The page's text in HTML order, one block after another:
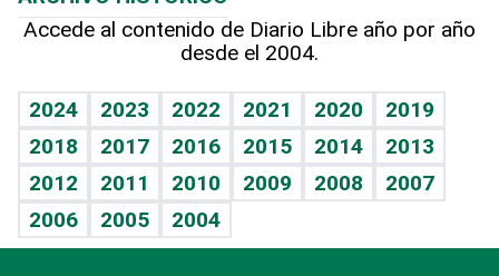
Hablando con el pediatra
Vida y familia
Eñe
Celebrando la vida
Sin complejos
TBT Deportivo
Más firmas
Hecho en casa
Guía del dinero
Cumpleaños
Horóscopos
Crucigramas
Accede al contenido de Diario Libre año por año
desde el 2004.
2024 2023 2022 2021 2020
2019
2018
2017 2016 2015 2014
2013
2012
2011 2010 2009 2008
2007
2006
2005 2004